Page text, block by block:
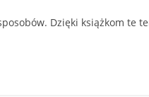
Dzięki książkom te